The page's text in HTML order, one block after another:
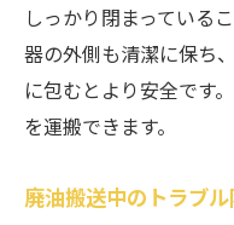
しっかり閉まっている
器の外側も清潔に保ち
に包むとより安全です
を運搬できます。
廃油搬送中のトラブ